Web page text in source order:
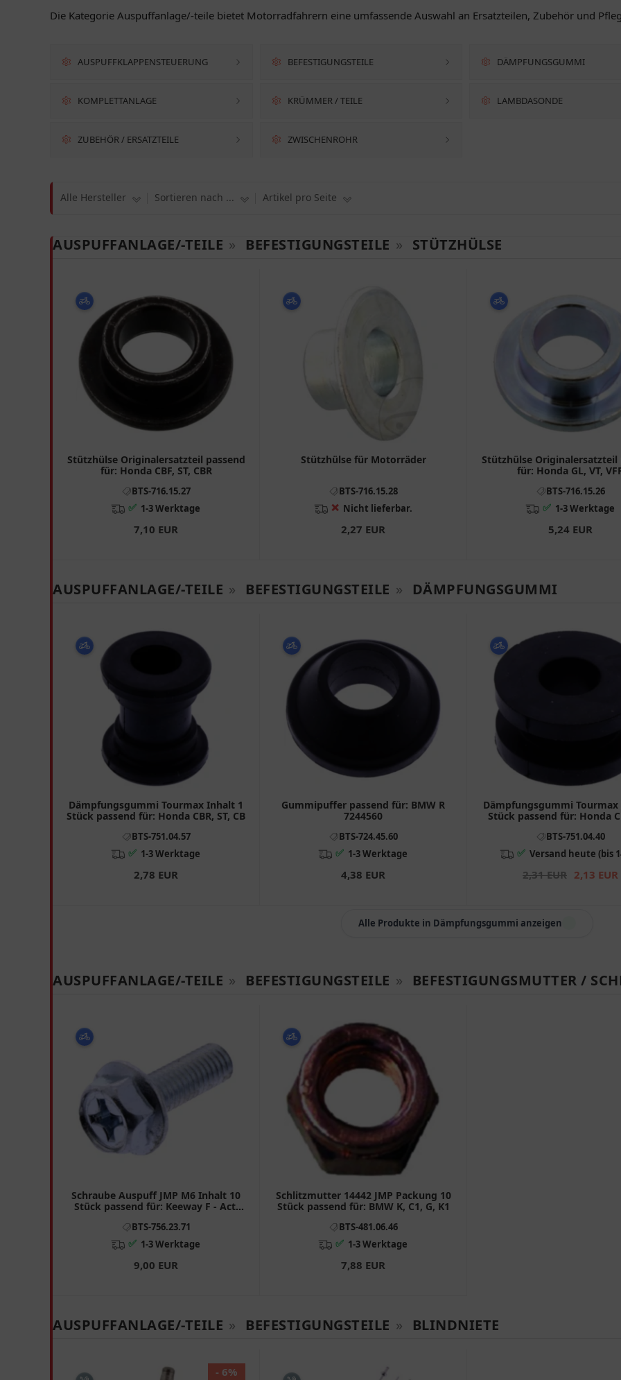
Die Kategorie Auspuffanlage/-teile bietet Motorradfahrern eine umfassende Auswahl an Ersatzteilen, Zubehör und
AUSPUFFKLAPPENSTEUERUNG BEFESTIGUNGSTEILE DÄMPFUNGSGUMMI
KOMPLETTANLAGE KRÜMMER / TEILE LAMBDASONDE
ZUBEHÖR / ERSATZTEILE ZWISCHENROHR
Alle Hersteller Sortieren nach ... Artikel pro Seite
AUSPUFFANLAGE/-TEILE » BEFESTIGUNGSTEILE » STÜTZHÜLSE
Stützhülse Originalersatzteil passend
für: Honda CBF, ST, CBR
BTS-716.15.27
✅ 1-3 Werktage
7,10 EUR
Stützhülse für Motorräder
BTS-716.15.28
❌ Nicht lieferbar.
2,27 EUR
Stützhülse Originalersatzteil
für: Honda GL, VT,
BTS-716.15.26
✅ 1-3 Werktage
5,24 EUR
AUSPUFFANLAGE/-TEILE » BEFESTIGUNGSTEILE » DÄMPFUNGSGUMMI
Dämpfungsgummi Tourmax Inhalt 1
Stück passend für: Honda CBR, ST, CB
BTS-751.04.57
✅ 1-3 Werktage
2,78 EUR
Gummipuffer passend für: BMW R
7244560
BTS-724.45.60
✅ 1-3 Werktage
4,38 EUR
Dämpfungsgummi Tourmax
Stück passend für: Honda
BTS-751.04.40
✅ Versand heute (bis
2,31 EUR 2,13 EUR
Alle Produkte in Dämpfungsgummi anzeigen
AUSPUFFANLAGE/-TEILE » BEFESTIGUNGSTEILE » BEFESTIGUNGSMUTTER /
Schraube Auspuff JMP M6 Inhalt 10
Stück passend für: Keeway F - Act,
BTS-756.23.71
✅ 1-3 Werktage
9,00 EUR
Schlitzmutter 14442 JMP Packung 10
Stück passend für: BMW K, C1, G, K1
BTS-481.06.46
✅ 1-3 Werktage
7,88 EUR
AUSPUFFANLAGE/-TEILE » BEFESTIGUNGSTEILE » BLINDNIETE
- 6%